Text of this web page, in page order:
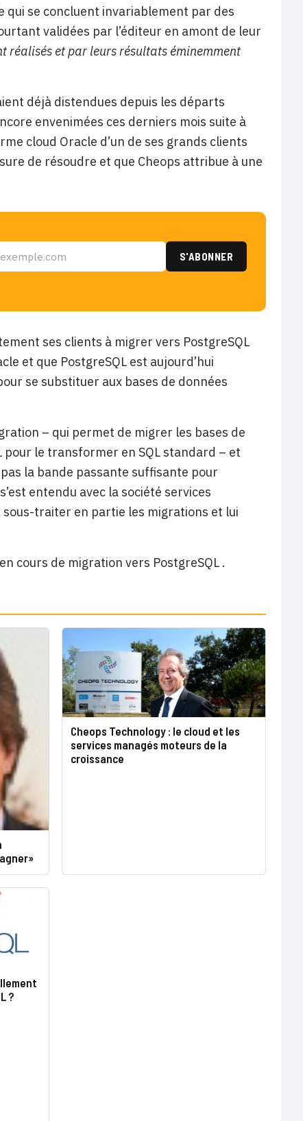
qui se concluent invariablement par des
validées par l’éditeur en amont de leur
réalisés et par leurs résultats éminemment
déjà distendues depuis les départs
envenimées ces derniers mois suite à
cloud Oracle d’un de ses grands clients
de résoudre et que Cheops attribue à une
ses clients à migrer vers PostgreSQL
et que PostgreSQL est aujourd’hui
se substituer aux bases de données
– qui permet de migrer les bases de
pour le transformer en SQL standard – et
la bande passante suffisante pour
entendu avec la société services
sous-traiter en partie les migrations et lui
cours de migration vers PostgreSQL .
Cheops Technology : le cloud et les
services managés moteurs de la
croissance
?